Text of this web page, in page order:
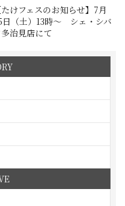
たけフェスのお知らせ】7月
日（土）13時～ シェ・シバ
多治見店にて